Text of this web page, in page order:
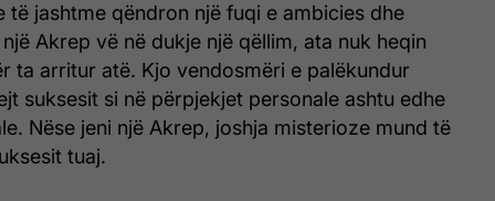
të jashtme qëndron një fuqi e ambicies dhe
Akrep vë në dukje një qëllim, ata nuk heqin
ta arritur atë. Kjo vendosmëri e palëkundur
suksesit si në përpjekjet personale ashtu edhe
Nëse jeni një Akrep, joshja misterioze mund të
tuaj.